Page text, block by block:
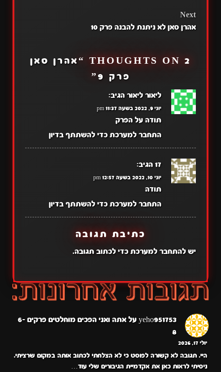
Next
אהרן סאן לא ניתנת להבנה פרק 10
2 THOUGHTS ON “
אהרן סאן
פרק 9
”
ליאור ליאור הגיב:
יוני 9, 2022 בשעה 11:37 pm
תודה על הפרק
התחבר למערכת כדי להשתתף בדיון
17 הגיב:
יוני 10, 2022 בשעה 12:57 pm
תודה
התחבר למערכת כדי להשתתף בדיון
כתיבת תגובה
יש להתחבר למערכתכדי לכתוב תגובה.
yeho951753 על
אתה ואני הפכים מוחלטים פרקים 6-
8
יולי 17, 2026
היי. תגובה לא קשורה לפוסט כי לא הצלחתי לכתוב אותה במקום שרציתי.
ניסיתי לראות כאן את אקדמיית הגיבורים שלי עוד…